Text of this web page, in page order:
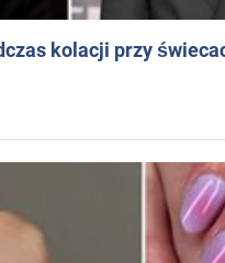
kolacji przy